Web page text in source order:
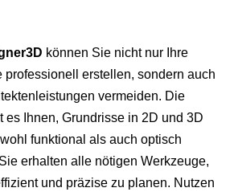
können Sie nicht nur Ihre
professionell erstellen, sondern auch
vermeiden. Die
es Ihnen, Grundrisse in 2D und 3D
funktional als auch optisch
erhalten alle nötigen Werkzeuge,
und präzise zu planen. Nutzen